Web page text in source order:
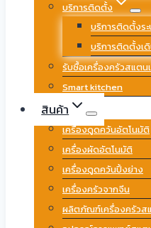
บริการติดตั้ง
บริการติดตั้งร
บริการติดตั้งเ
รับซื้อเครื่องครัวสแต
Smart kitchen
สินค้า
เครื่องดูดควันอัตโนมัติ
เครื่องผัดอัตโนมัติ
เครื่องดูดควันปิ้งย่าง
เครื่องครัวจากจีน
ผลิตภัณฑ์เครื่องครัวส